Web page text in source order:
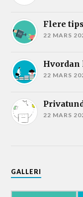
Flere
22 MARS
22 MARS
22 MARS
GALLERI